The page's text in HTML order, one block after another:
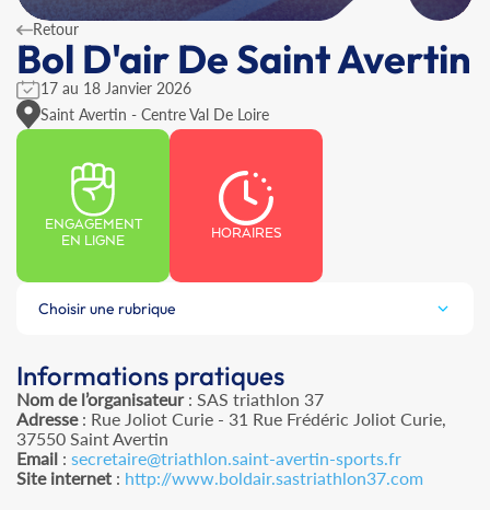
Retour
Bol D'air De Saint Avertin
17 au 18 Janvier 2026
Saint Avertin - Centre Val De Loire
ENGAGEMENT
EN LIGNE
HORAIRES
Choisir une rubrique
Informations pratiques
Nom de l’organisateur: SAS triathlon 37
Adresse: Rue Joliot Curie - 31 Rue Frédéric Joliot Curie,
37550 Saint Avertin
Email : secretaire@triathlon.saint-avertin-sports.fr
Site internet : http://www.boldair.sastriathlon37.com